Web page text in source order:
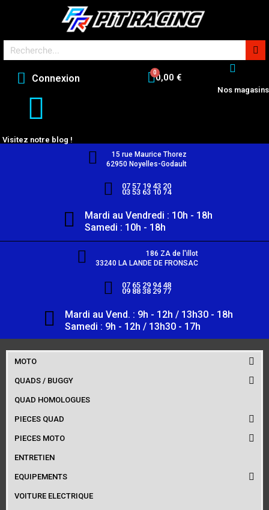
Connexion 0,00 €
Nos magasins
Visitez notre blog !
15 rue Maurice Thorez
62950 Noyelles-Godault
07 57 19 43 20
03 53 63 10 74
Mardi au Vendredi : 10h - 18h
Samedi : 10h - 18h
186 ZA de l'illot
33240 LA LANDE DE FRONSAC
07 65 29 94 48
09 88 38 29 77
Mardi au Vend. : 9h - 12h / 13h30 - 18h
Samedi : 9h - 12h / 13h30 - 17h
MOTO
QUADS / BUGGY
QUAD HOMOLOGUES
PIECES QUAD
PIECES MOTO
ENTRETIEN
EQUIPEMENTS
VOITURE ELECTRIQUE